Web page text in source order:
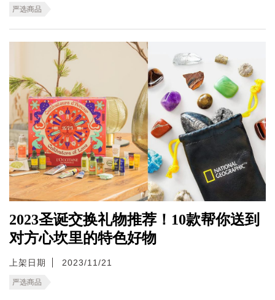
严选商品
2023圣诞交换礼物推荐！10款帮你送到
对方心坎里的特色好物
上架日期 2023/11/21
严选商品